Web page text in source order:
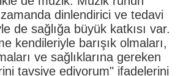
zamanda dinlendirici ve tedavi
de sağlığa büyük katkısı var.
kendileriyle barışık olmaları,
ve sağlıklarına gereken
tavsiye ediyorum" ifadelerini